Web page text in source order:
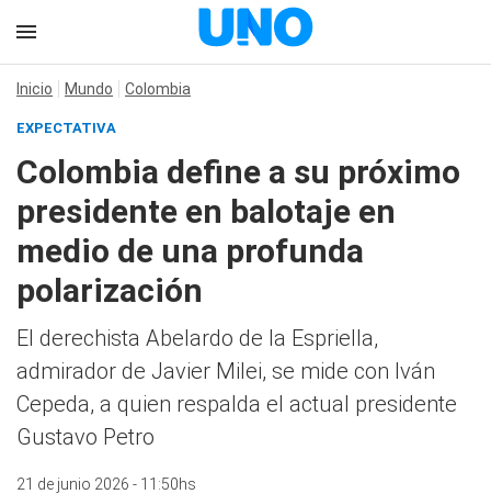
Inicio Mundo Colombia
EXPECTATIVA
Colombia define a su próximo
presidente en balotaje en
medio de una profunda
polarización
El derechista Abelardo de la Espriella,
admirador de Javier Milei, se mide con Iván
Cepeda, a quien respalda el actual presidente
Gustavo Petro
21 de junio 2026 - 11:50hs